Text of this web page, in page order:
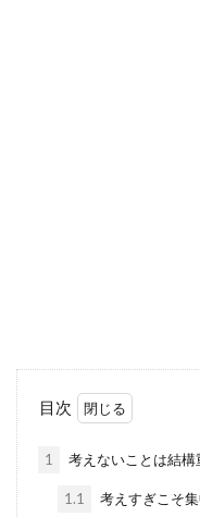
目次
1 考えないことは結
1.1 考えすぎこそ